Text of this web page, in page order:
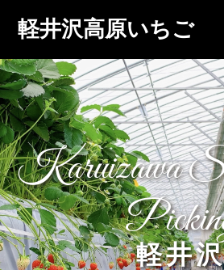
軽井沢高原いちご
Karuizawa
軽井